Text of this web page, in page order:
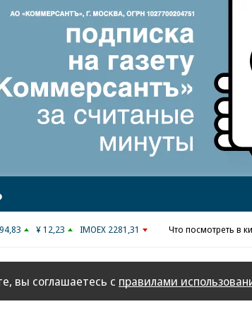
¥ 12,23 IMOEX 2281,31 Что посмотреть в
вы соглашаетесь с правилами